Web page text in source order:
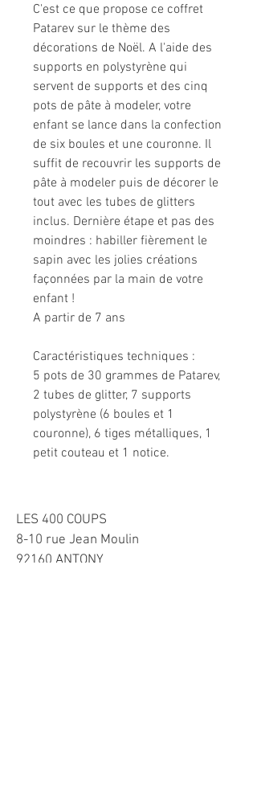
C'est ce que propose ce coffret
Patarev sur le thème des
décorations de Noël. A l'aide des
supports en polystyrène qui
servent de supports et des cinq
pots de pâte à modeler, votre
enfant se lance dans la confection
de six boules et une couronne. Il
suffit de recouvrir les supports de
pâte à modeler puis de décorer le
tout avec les tubes de glitters
inclus. Dernière étape et pas des
moindres : habiller fièrement le
sapin avec les jolies créations
façonnées par la main de votre
enfant !
A partir de 7 ans
Caractéristiques techniques :
5 pots de 30 grammes de Patarev,
2 tubes de glitter, 7 supports
polystyrène (6 boules et 1
couronne), 6 tiges métalliques, 1
petit couteau et 1 notice.
LES 400 COUPS
8-10 rue Jean Moulin
92160 ANTONY